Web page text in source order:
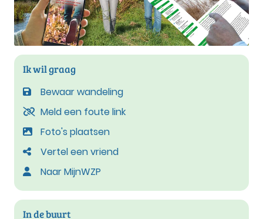
Ik wil graag
Bewaar wandeling
Meld een foute link
Foto's plaatsen
Vertel een vriend
Naar MijnWZP
In de buurt